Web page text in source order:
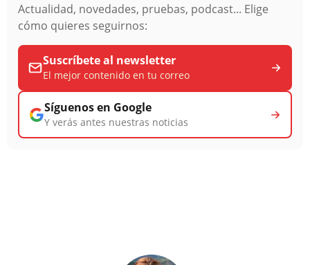
Actualidad, novedades, pruebas, podcast... Elige
cómo quieres seguirnos:
Suscríbete al newsletter
El mejor contenido en tu correo
Síguenos en Google
Y verás antes nuestras noticias